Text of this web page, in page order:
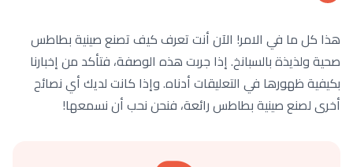
هذا كل ما في الامر! الآن أنت تعرف كيف تصنع صينية بطاطس
صحية ولذيذة بالسبانخ. إذا جربت هذه الوصفة، فتأكد من إخبارنا
بكيفية ظهورها في التعليقات أدناه. وإذا كانت لديك أي نصائح
أخرى لصنع صينية بطاطس رائعة، فنحن نحب أن نسمعها!